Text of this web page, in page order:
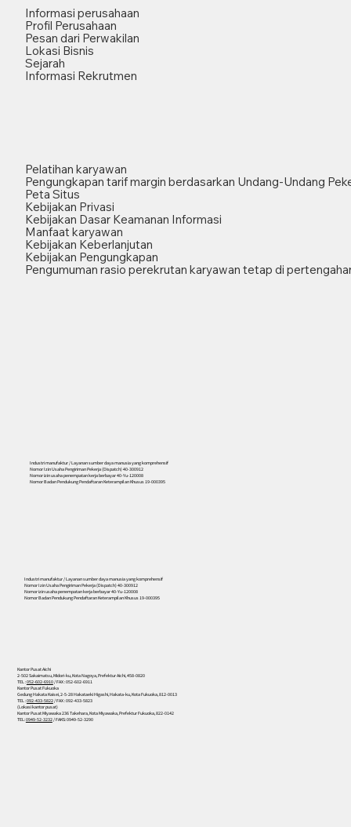
Informasi perusahaan
Profil Perusahaan
Pesan dari Perwakilan
Lokasi Bisnis
Sejarah
Informasi Rekrutmen
Pelatihan karyawan
Pengungkapan tarif margin berdasarkan Undang-Undang
Peta Situs
Kebijakan Privasi
Kebijakan Dasar Keamanan Informasi
Manfaat karyawan
Kebijakan Keberlanjutan
Kebijakan Pengungkapan
Pengumuman rasio perekrutan karyawan tetap di
Industri manufaktur / Layanan sumber daya manusia yang komprehensif
Nomor Izin Usaha Pengiriman Pekerja (Dispatch) 40-300912
Nomor izin usaha penempatan kerja berbayar 40-Yu-120008
Nomor Badan Pendukung Pendaftaran Keterampilan Khusus 19-000395
Industri manufaktur / Layanan sumber daya manusia yang komprehensif
Nomor Izin Usaha Pengiriman Pekerja (Dispatch) 40-300912
Nomor izin usaha penempatan kerja berbayar 40-Yu-120008
Nomor Badan Pendukung Pendaftaran Keterampilan Khusus 19-000395
Kantor Pusat Aichi
2-502 Sakaimatsu, Midori-ku, Kota Nagoya, Prefektur Aichi, 458-0820
TEL :052-602-6910/ FAX : 052-602-6911
Kantor Pusat Fukuoka
Gedung Hakata Kaisei, 2-5-28 Hakataeki Higashi, Hakata-ku, Kota Fukuoka, 812-0013
TEL :092-433-5822/ FAX : 092-433-5823
(Lokasi kantor pusat)
Kantor Pusat Miyawaka 236 Takehara, Kota Miyawaka, Prefektur Fukuoka, 822-0142
TEL:0949-52-3232/ FAKS: 0949-52-3290